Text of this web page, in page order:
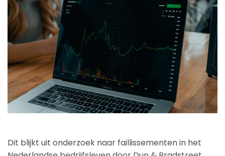
Dit blijkt uit onderzoek naar faillissementen in het